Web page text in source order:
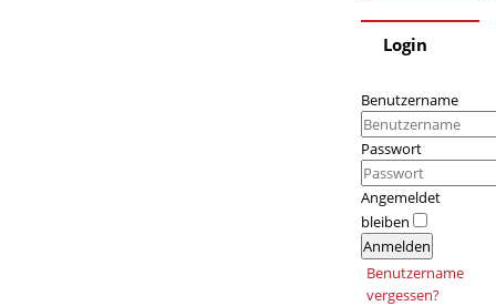
Login
Benutzername
Passwort
Angemeldet
bleiben
Anmelden
Benutzername
vergessen?